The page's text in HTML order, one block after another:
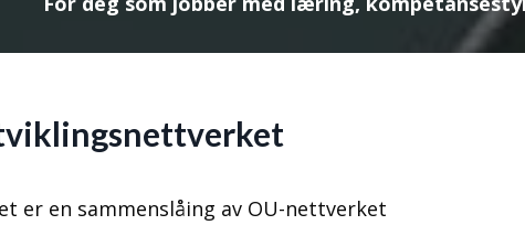
er en sammenslåing av OU-nettverket